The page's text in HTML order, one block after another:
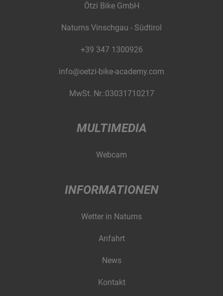
Ötzi Bike GmbH
Naturns Vinschgau - Südtirol
+39 347 1300926
info@oetzi-bike-academy.com
MwSt. Nr.:03031710217
MULTIMEDIA
Webcam
INFORMATIONEN
Wetter in Naturns
Anfahrt
News
Kontakt